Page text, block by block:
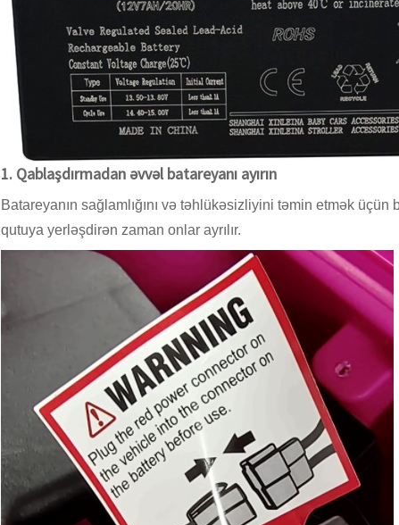
1. Qablaşdırmadan əvvəl batareyanı ayırın
Batareyanın sağlamlığını və təhlükəsizliyini təmin etmək
qutuya yerləşdirən zaman onlar ayrılır.